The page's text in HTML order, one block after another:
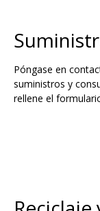
Póngase en
suministros y
rellene el